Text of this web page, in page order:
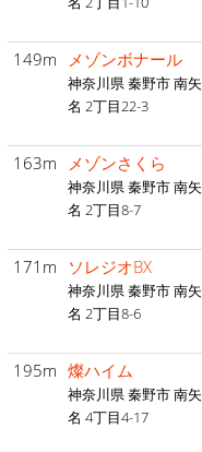
149m メゾンボナール
神奈川県 秦野市 南矢
名 2丁目22-3
163m メゾンさくら
神奈川県 秦野市 南矢
名 2丁目8-7
171m ソレジオBX
神奈川県 秦野市 南矢
名 2丁目8-6
195m 燦ハイム
神奈川県 秦野市 南矢
名 4丁目4-17